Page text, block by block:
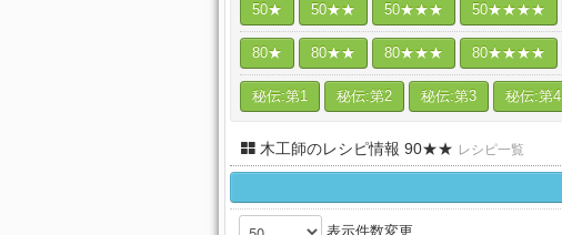
50★ 50★★ 50★★★ 50★★★★
80★ 80★★ 80★★★ 80★★★★
秘伝:第1 秘伝:第2 秘伝:第3 秘伝:第4
木工師のレシピ情報 90★★ レシピ一覧
表示件数変更